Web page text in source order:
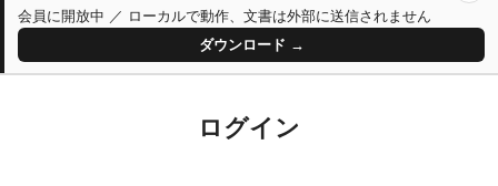
会員に開放中 ／ ローカルで動作、文書は外部に送信されません
ダウンロード →
ログイン